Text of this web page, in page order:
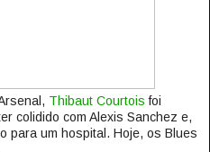
Thibaut Courtois foi
colidido com Alexis Sanchez e,
para um hospital. Hoje, os Blues